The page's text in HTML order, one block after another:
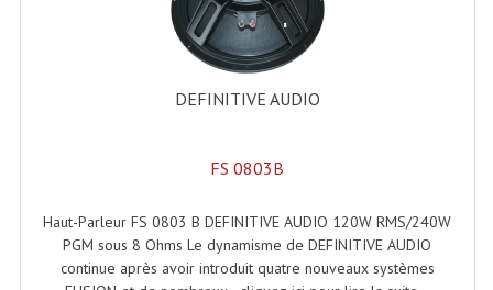
Micros De Studio
Microphones De Surface
Multi-Effets, Reverbes Etc...
Pupitre Pour Discours
Samplers, Échantillonneurs
DEFINITIVE AUDIO
FS 0803B
Haut-Parleur FS 0803 B DEFINITIVE AUDIO 120W RMS/240W
PGM sous 8 Ohms Le dynamisme de DEFINITIVE AUDIO
continue après avoir introduit quatre nouveaux systèmes